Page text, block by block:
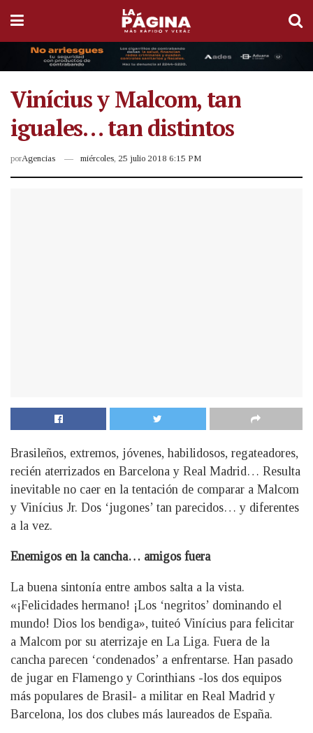
Vinícius y Malcom, tan
iguales… tan distintos
porAgencias miércoles, 25 julio 2018 6:15 PM
Brasileños, extremos, jóvenes, habilidosos, regateadores,
recién aterrizados en Barcelona y Real Madrid… Resulta
inevitable no caer en la tentación de comparar a Malcom
y Vinícius Jr. Dos ‘jugones’ tan parecidos… y diferentes
a la vez.
Enemigos en la cancha… amigos fuera
La buena sintonía entre ambos salta a la vista.
«¡Felicidades hermano! ¡Los ‘negritos’ dominando el
mundo! Dios los bendiga», tuiteó Vinícius para felicitar
a Malcom por su aterrizaje en La Liga. Fuera de la
cancha parecen ‘condenados’ a enfrentarse. Han pasado
de jugar en Flamengo y Corinthians -los dos equipos
más populares de Brasil- a militar en Real Madrid y
Barcelona, los dos clubes más laureados de España.